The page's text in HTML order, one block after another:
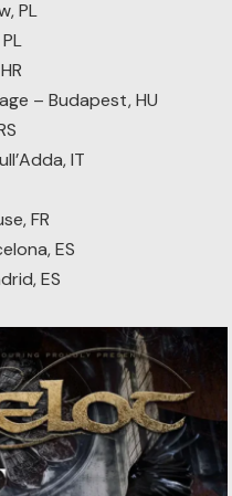
PL
– Budapest, HU
IT
FR
ES
ES